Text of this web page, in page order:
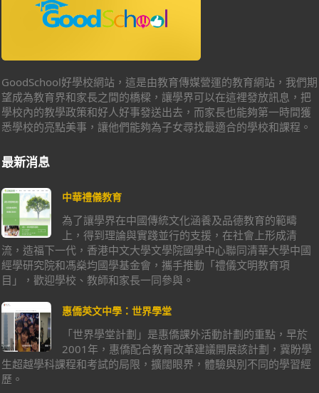
GoodSchool好學校網站，這是由教育傳媒營運的教育網站，我們期
望成為教育界和家長之間的橋樑，讓學界可以在這裡發放訊息，把
學校內的教學政策和好人好事發送出去，而家長也能夠第一時間獲
悉學校的亮點美事，讓他們能夠為子女尋找最適合的學校和課程。
最新消息
中華禮儀教育
為了讓學界在中國傳統文化涵養及品德教育的範疇
上，得到理論與實踐並行的支援，在社會上形成清
流，造福下一代，香港中文大學文學院國學中心聯同清華大學中國
經學研究院和馮燊均國學基金會，攜手推動「禮儀文明教育項
目」，歡迎學校、教師和家長一同參與。
惠僑英文中學：世界學堂
「世界學堂計劃」是惠僑課外活動計劃的重點，早於
2001年，惠僑配合教育改革建議開展該計劃，冀盼學
生超越學科課程和考試的局限，擴闊眼界，體驗與別不同的學習經
歷。